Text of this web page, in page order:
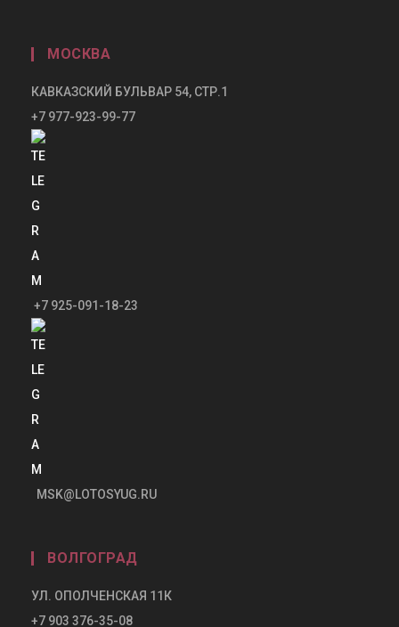
МОСКВА
КАВКАЗСКИЙ БУЛЬВАР 54, СТР.1
+7 977-923-99-77
+7 925-091-18-23
MSK@LOTOSYUG.RU
ВОЛГОГРАД
УЛ. ОПОЛЧЕНСКАЯ 11К
+7 903 376-35-08